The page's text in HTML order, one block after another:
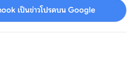
เป็นข่าวโปรดบน Google